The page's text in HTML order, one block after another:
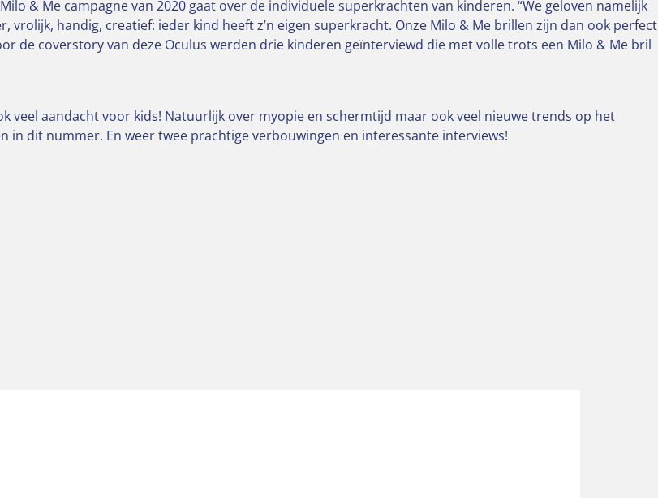
& Me campagne van 2020 gaat over de individuele superkrachten van kinderen. “We geloven namelijk
vrolijk, handig, creatief: ieder kind heeft z’n eigen superkracht. Onze Milo & Me brillen zijn dan ook perfect
de coverstory van deze Oculus werden drie kinderen geïnterviewd die met volle trots een Milo & Me bril
aandacht voor kids! Natuurlijk over myopie en schermtijd maar ook veel nieuwe trends op het
in dit nummer. En weer twee prachtige verbouwingen en interessante interviews!